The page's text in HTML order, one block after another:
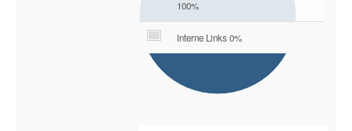
100%
Interne Links 0%